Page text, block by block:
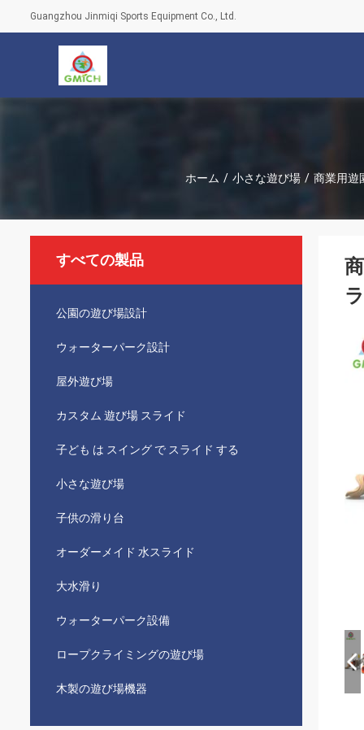
Guangzhou Jinmiqi Sports Equipment Co., Ltd.
ホーム / 小さな遊び場 / 商業用遊
すべての製品
公園の遊び場設計
ウォーターパーク設計
屋外遊び場
カスタム 遊び場 スライド
子ども は スイング で スライド する
小さな遊び場
子供の滑り台
オーダーメイド 水スライド
大水滑り
ウォーターパーク設備
ロープクライミングの遊び場
木製の遊び場機器